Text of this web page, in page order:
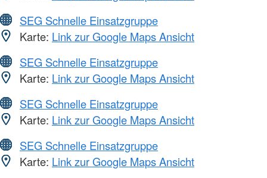
SEG Schnelle Einsatzgruppe
Karte: Link zur Google Maps Ansicht
SEG Schnelle Einsatzgruppe
Karte: Link zur Google Maps Ansicht
SEG Schnelle Einsatzgruppe
Karte: Link zur Google Maps Ansicht
SEG Schnelle Einsatzgruppe
Karte: Link zur Google Maps Ansicht